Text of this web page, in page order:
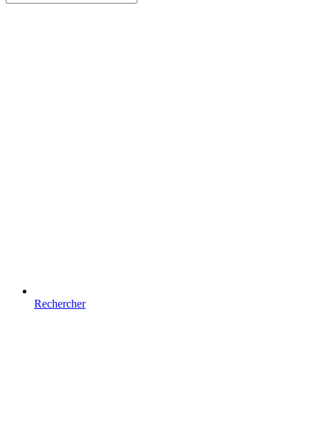
Rechercher